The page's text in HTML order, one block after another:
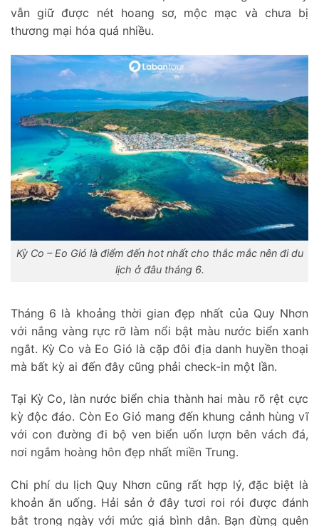
vẫn giữ được nét hoang sơ, mộc mạc và chưa bị
thương mại hóa quá nhiều.
Kỳ Co – Eo Gió là điểm đến hot nhất cho thắc mắc nên đi du
lịch ở đâu tháng 6.
Tháng 6 là khoảng thời gian đẹp nhất của Quy Nhơn
với nắng vàng rực rỡ làm nổi bật màu nước biển xanh
ngắt. Kỳ Co và Eo Gió là cặp đôi địa danh huyền thoại
mà bất kỳ ai đến đây cũng phải check-in một lần.
Tại Kỳ Co, làn nước biển chia thành hai màu rõ rệt cực
kỳ độc đáo. Còn Eo Gió mang đến khung cảnh hùng vĩ
với con đường đi bộ ven biển uốn lượn bên vách đá,
nơi ngắm hoàng hôn đẹp nhất miền Trung.
Chi phí du lịch Quy Nhơn cũng rất hợp lý, đặc biệt là
khoản ăn uống. Hải sản ở đây tươi roi rói được đánh
bắt trong ngày với mức giá bình dân. Bạn đừng quên